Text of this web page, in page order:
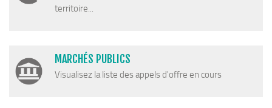
Grandir en Matheysine
Balades faciles et aires de jeux
Jeunesse
territoire...
MARCHÉS PUBLICS
Visualisez la liste des appels d'offre en cours